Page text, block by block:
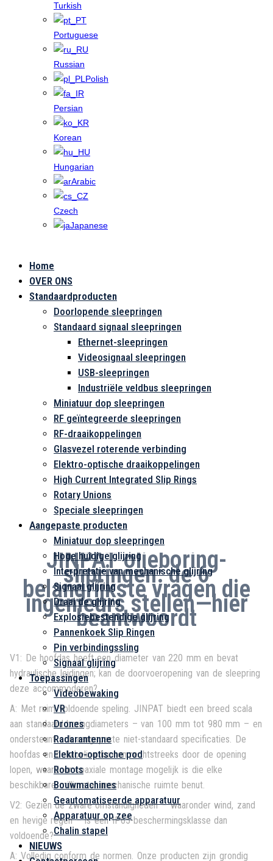
Turkish
Portuguese
Russian
Polish
Persian
Korean
Hungarian
Arabic
Czech
Japanese
Home
OVER ONS
Standaardproducten
Doorlopende sleepringen
Standaard signaal sleepringen
Ethernet-sleepringen
Videosignaal sleepringen
USB-sleepringen
Industriële veldbus sleepringen
Miniatuur dop sleepringen
RF geïntegreerde sleepringen
RF-draaikoppelingen
Glasvezel roterende verbinding
Elektro-optische draaikoppelingen
High Current Integrated Slip Rings
Rotary Unions
Speciale sleepringen
Aangepaste producten
Miniatuur dop sleepringen
Hoge huidige glijring
Interpretatie van mechanische glijring
Signaal glijring
Draai de glijring
Explosiebestendige glijring
Pannenkoek Slip Ringen
Pin verbindingssling
Signaal glijring
Toepassingen
Videobewaking
VR
Drones
Radarantenne
Elektro-optische pod
Robots
Bouwmachines
Geautomatiseerde apparatuur
Apparatuur op zee
Chalin stapel
NIEUWS
Toepassingen
JINPAT olieboring-
slipringen: de 6
belangrijkste vragen die
ingenieurs stellen—hier
beantwoordt
V1: De hoofdas heeft een diameter van 220 mm en bevat
hydraulische leidingen; kan de doorvoeropening van de sleepring
deze accommoderen?
A: Met ruim voldoende speling. JINPAT biedt een breed scala
aan standaard boringdiameters – van 100 mm tot 980 mm – en
ondersteunt ook aangepaste niet-standaard specificaties. De
hoofdas en bekabeling kunnen rechtstreeks door de opening
lopen, waardoor coaxiale montage mogelijk is die elke
beschikbare millimeter mechanische ruimte benut.
V2: Gezien de zware omstandigheden – waaronder wind, zand
en hevige regen – is een IP65-beschermingsklasse dan
voldoende?
A: Volledig conform de normen. Onze producten zijn grondig